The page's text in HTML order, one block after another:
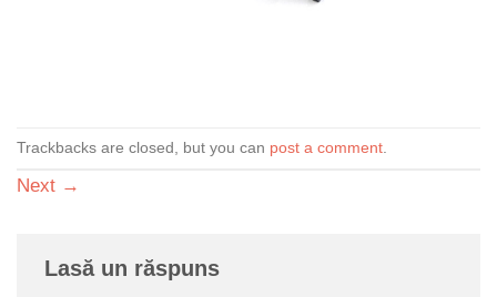
Trackbacks are closed, but you can post a comment
Next →
Lasă un răspuns